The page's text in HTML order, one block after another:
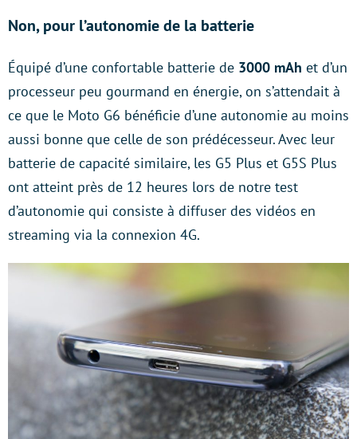
Non, pour l’autonomie de la batterie
Équipé d’une confortable batterie de 3000 mAh et d’un
processeur peu gourmand en énergie, on s’attendait à
ce que le Moto G6 bénéficie d’une autonomie au moins
aussi bonne que celle de son prédécesseur. Avec leur
batterie de capacité similaire, les G5 Plus et G5S Plus
ont atteint près de 12 heures lors de notre test
d’autonomie qui consiste à diffuser des vidéos en
streaming via la connexion 4G.